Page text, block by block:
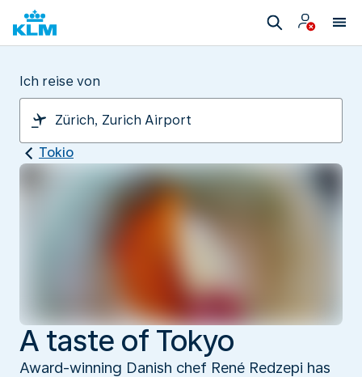
Ich reise von
Tokio
A taste of Tokyo
Award-winning Danish chef René Redzepi has